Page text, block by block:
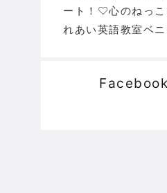
ート！♡心のねっ
れあい英語教室ベ